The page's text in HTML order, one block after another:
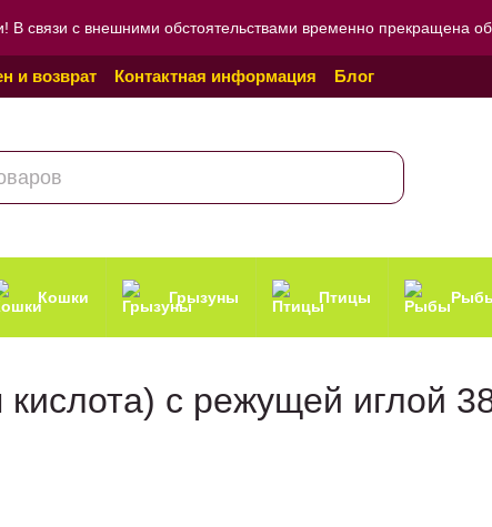
В связи с внешними обстоятельствами временно прекращена
и возврат Контактная информация
Блог
магазине Политика конфиденциальности
Кошки Грызуны Птицы
с режущей иглой